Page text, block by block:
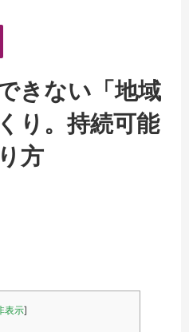
きない「地域
り。持続可能
方
表示]